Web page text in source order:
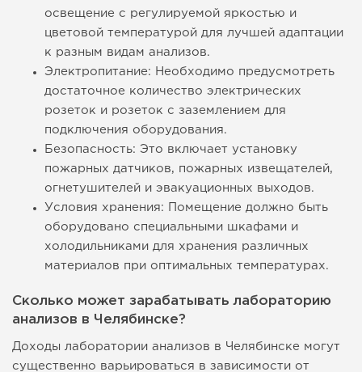
освещение с регулируемой яркостью и
цветовой температурой для лучшей адаптации
к разным видам анализов.
Электропитание: Необходимо предусмотреть
достаточное количество электрических
розеток и розеток с заземлением для
подключения оборудования.
Безопасность: Это включает установку
пожарных датчиков, пожарных извещателей,
огнетушителей и эвакуационных выходов.
Условия хранения: Помещение должно быть
оборудовано специальными шкафами и
холодильниками для хранения различных
материалов при оптимальных температурах.
Сколько может зарабатывать лабораторию
анализов в Челябинске?
Доходы лаборатории анализов в Челябинске могут
существенно варьироваться в зависимости от